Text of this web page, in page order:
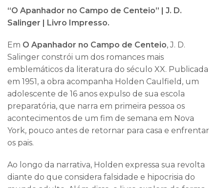
“O Apanhador no Campo de Centeio” | J. D.
Salinger | Livro Impresso.
Em O Apanhador no Campo de Centeio, J. D.
Salinger constrói um dos romances mais
emblemáticos da literatura do século XX. Publicada
em 1951, a obra acompanha Holden Caulfield, um
adolescente de 16 anos expulso de sua escola
preparatória, que narra em primeira pessoa os
acontecimentos de um fim de semana em Nova
York, pouco antes de retornar para casa e enfrentar
os pais.
Ao longo da narrativa, Holden expressa sua revolta
diante do que considera falsidade e hipocrisia do